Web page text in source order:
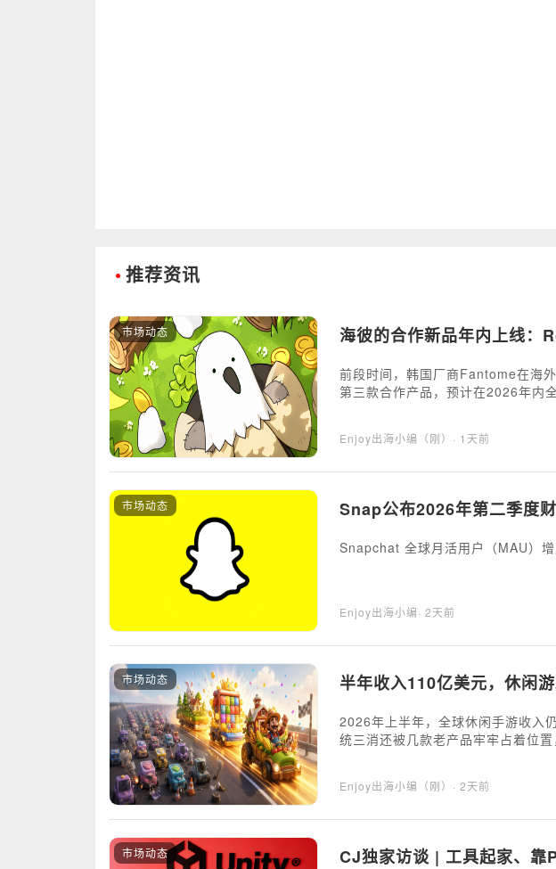
• 推荐资讯
市场动态 海彼的合作新品年内上线
前段时间，韩国厂商Fantome在海
第三款合作产品，预计在2026年内全
Enjoy出海小编（刚） · 1天前
市场动态 Snap公布2026年第二季度
Snapchat 全球月活用户（MAU）
Enjoy出海小编· 2天前
市场动态 半年收入110亿美元，休闲
2026年上半年，全球休闲手游收入
统三消还被几款老产品牢牢占着位
Enjoy出海小编（刚） · 2天前
市场动态 CJ独家访谈 | 工具起家、靠